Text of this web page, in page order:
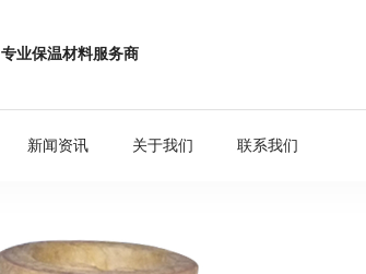
专业保温材料服务商
新闻资讯 关于我们 联系我们